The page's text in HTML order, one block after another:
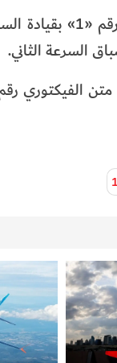
وحصد زورق
السرعة الثاني.